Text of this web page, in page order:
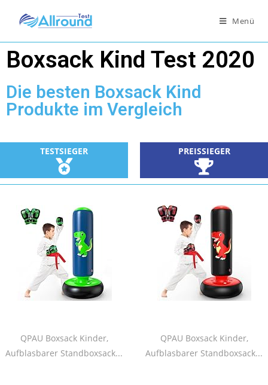
Menü
Boxsack Kind Test 2020
Die besten Boxsack Kind
Produkte im Vergleich
TESTSIEGER PREISSIEGER
QPAU Boxsack Kinder,
Aufblasbarer Standboxsack...
QPAU Boxsack Kinder,
Aufblasbarer Standboxsack...